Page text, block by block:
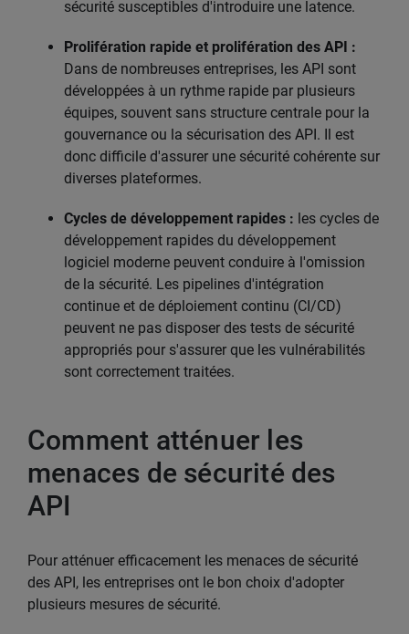
sécurité susceptibles d'introduire une latence.
Prolifération rapide et prolifération des API :
Dans de nombreuses entreprises, les API sont
développées à un rythme rapide par plusieurs
équipes, souvent sans structure centrale pour la
gouvernance ou la sécurisation des API. Il est
donc difficile d'assurer une sécurité cohérente sur
diverses plateformes.
Cycles de développement rapides : les cycles de
développement rapides du développement
logiciel moderne peuvent conduire à l'omission
de la sécurité. Les pipelines d'intégration
continue et de déploiement continu (CI/CD)
peuvent ne pas disposer des tests de sécurité
appropriés pour s'assurer que les vulnérabilités
sont correctement traitées.
Comment atténuer les
menaces de sécurité des
API
Pour atténuer efficacement les menaces de sécurité
des API, les entreprises ont le bon choix d'adopter
plusieurs mesures de sécurité.